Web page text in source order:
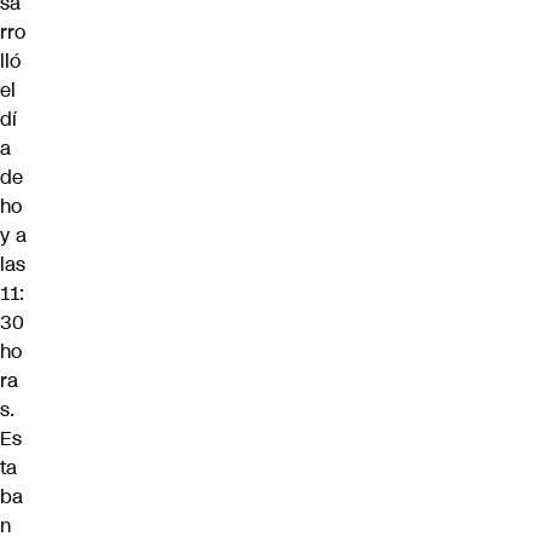
rro
lló
el
dí
a
de
ho
y a
las
11:
30
ho
ra
s.
Es
ta
ba
n